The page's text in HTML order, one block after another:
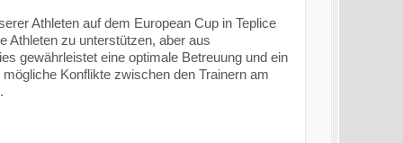
Athleten auf dem European Cup in Teplice
Athleten zu unterstützen, aber aus
gewährleistet eine optimale Betreuung und ein
Konflikte zwischen den Trainern am